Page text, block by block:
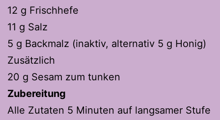
12 g Frischhefe
11 g Salz
5 g Backmalz (inaktiv, alternativ 5 g Honig)
Zusätzlich
20 g Sesam zum tunken
Zubereitung
Alle Zutaten 5 Minuten auf langsamer Stufe